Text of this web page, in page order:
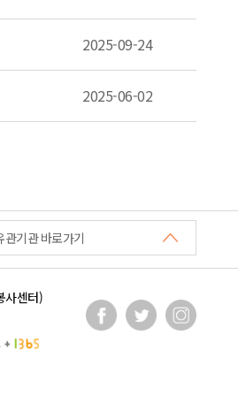
2025-09-24
2025-06-02
관기관 바로가기
사센터)